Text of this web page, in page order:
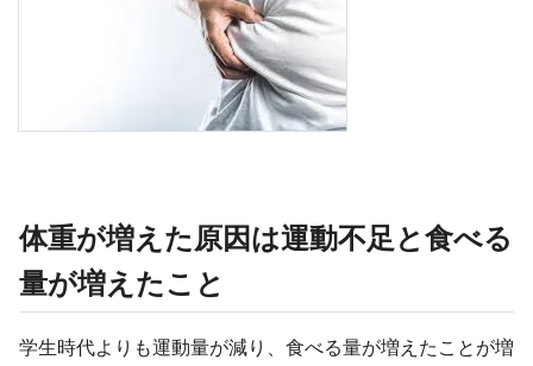
体重が増えた原因は運動不足と食べる
量が増えたこと
学生時代よりも運動量が減り、食べる量が増えたことが増